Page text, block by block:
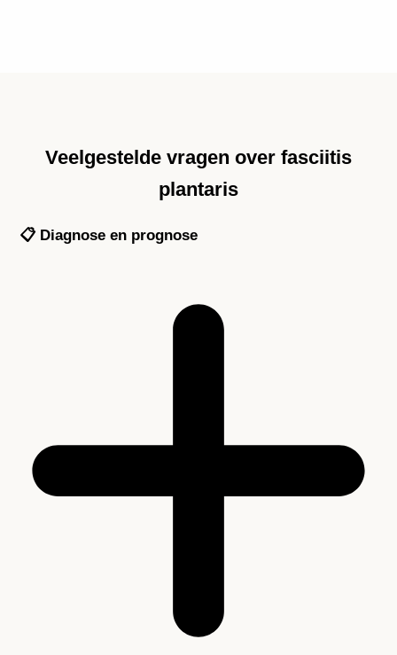
Veelgestelde vragen over fasciitis
plantaris
📋 Diagnose en prognose